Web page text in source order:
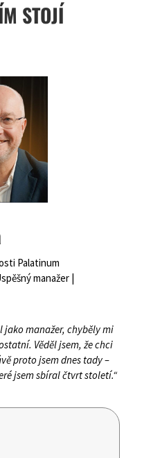
STOJÍ
Palatinum
manažer |
jako manažer, chyběly mi
Věděl jsem, že chci
proto jsem dnes tady –
jsem sbíral čtvrt století.“